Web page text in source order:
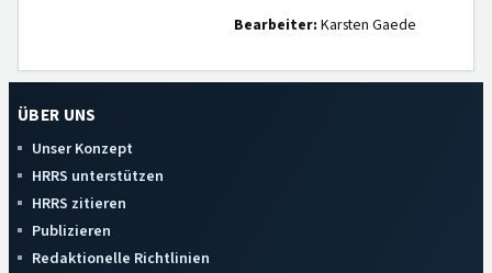
Bearbeiter: Karsten Gaede
ÜBER UNS
Unser Konzept
HRRS unterstützen
HRRS zitieren
Publizieren
Redaktionelle Richtlinien